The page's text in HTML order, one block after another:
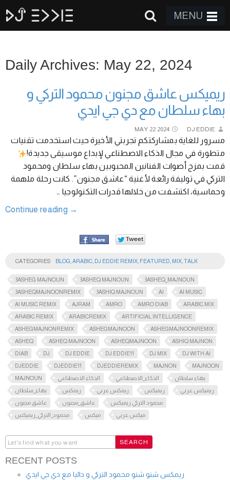
MENU
Daily Archives: May 22, 2024
ريميكس عاشق مجنون محمود التركي و
بهاء سلطان مع دي جي ايدي
MAY 22 2024 DJ EDDIE
مسرور للغاية بمشاركتكم تجربتي الأخيرة حيث استخدمت تقنيات
متطورة في مجال الذكاء الاصطناعي لإبداع موسيقى جديدة!
قمت بمزج أصوات الفنانين المحبوبين بهاء سلطان ومحمود
التركي في توليفة رائعة لأغنية “عاشق مجنون”. كانت رحلة ملهمة
وحماسية، اكتشفت من خلالها قدرات التكنولوجيا …
Continue reading →
CATEGORIES BLOG ARABIC DJ EDDIE REMIX FEATURED MIX TALK
3ASHEG MAJNOUN 3ASHEQ MAJNOUN
3ASHEQ_MAJNOUN
3ASHEQMAJNOONREMIX
3ASHIQ MAJNOUN AI
AI MUSIC
AI MUSIC REMIX
AJRAM AMRO AMRO DIAB
ARABIC MIX
ARABIC REMIX
ARABICREMIX
ARTIFICIAL INTELLIGENCE
ASHEGMAJNONREMIX
ASHEGMAJNOON
ASHEGMAJNOONREMIX
ASHEQ
ASHEQ MAJNOON ASHEQMAJNOON
ASHIQ MAJNON
DIAB
DJ DJ EDDIE DJ EDDIE11 DJ MIX
DJ WITH AI
DJEDDIE
DJEDDIE11 DJEDDIEREMIX MAJNON
MAJNOON
MAJNOUN
الذكاء الاصطناعي الذكاء_الاصطناعي
بهاء سلطان
بهاء_سلطان
ريمكس ريمكس عربي ريميكس
ريميكس عربي
عاشق مجنون
عاشق_مجنون
محمود التركي ريميكس
محمود_التركي_ريميكس
ميكس ميكس عربي
RECENT POSTS
ريمكس شنو شنو محمود التركي و داليا مع دي جي ايدي